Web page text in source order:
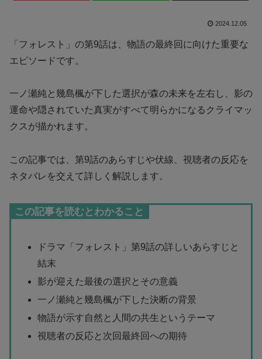
2024.12.05
「フォレスト」の第9話は、物語の最終回に向けた重要な
エピソードです。
一ノ瀬純と幾島楓が下した選択が森の未来を左右し、影の
運命や隠されていた真実がすべて明らかになるクライマッ
クスが描かれます。
この記事では、第9話のあらすじや伏線、視聴者の反応を
ネタバレを交えて詳しく解説します。
この記事を読むとわかること
ドラマ「フォレスト」第9話の詳しいあらすじと
結末
影が迎えた最後の選択とその意義
一ノ瀬純と幾島楓が下した決断の背景
物語が示す自然と人間の共生というテーマ
視聴者の反応と次回最終回への期待